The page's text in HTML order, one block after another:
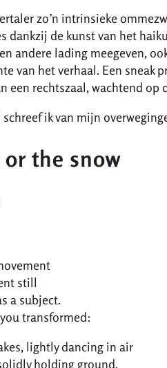
zo’n intrinsieke
dankzij de kunst van het
andere lading meegeven,
van het verhaal. Een sneak
een rechtszaal, wachtend op
ik van mijn
the snow
still
a subject.
transformed:
lightly dancing in air
holding ground.